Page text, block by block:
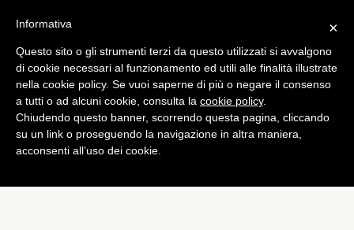
×
Informativa
Questo sito o gli strumenti terzi da questo utilizzati si avvalgono
di cookie necessari al funzionamento ed utili alle finalità illustrate
nella cookie policy. Se vuoi saperne di più o negare il consenso
a tutti o ad alcuni cookie, consulta la cookie policy.
Chiudendo questo banner, scorrendo questa pagina, cliccando
su un link o proseguendo la navigazione in altra maniera,
acconsenti all’uso dei cookie.